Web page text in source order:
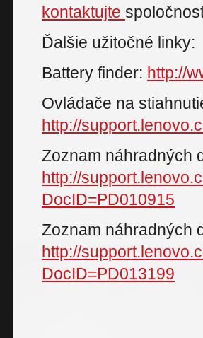
kontaktujte
Ďalšie užitočné linky:
Battery finder: http://
Ovládače na
http://
Zoznam náhradných
http://
DocID=PD010915
Zoznam náhradných
http://
DocID=PD013199